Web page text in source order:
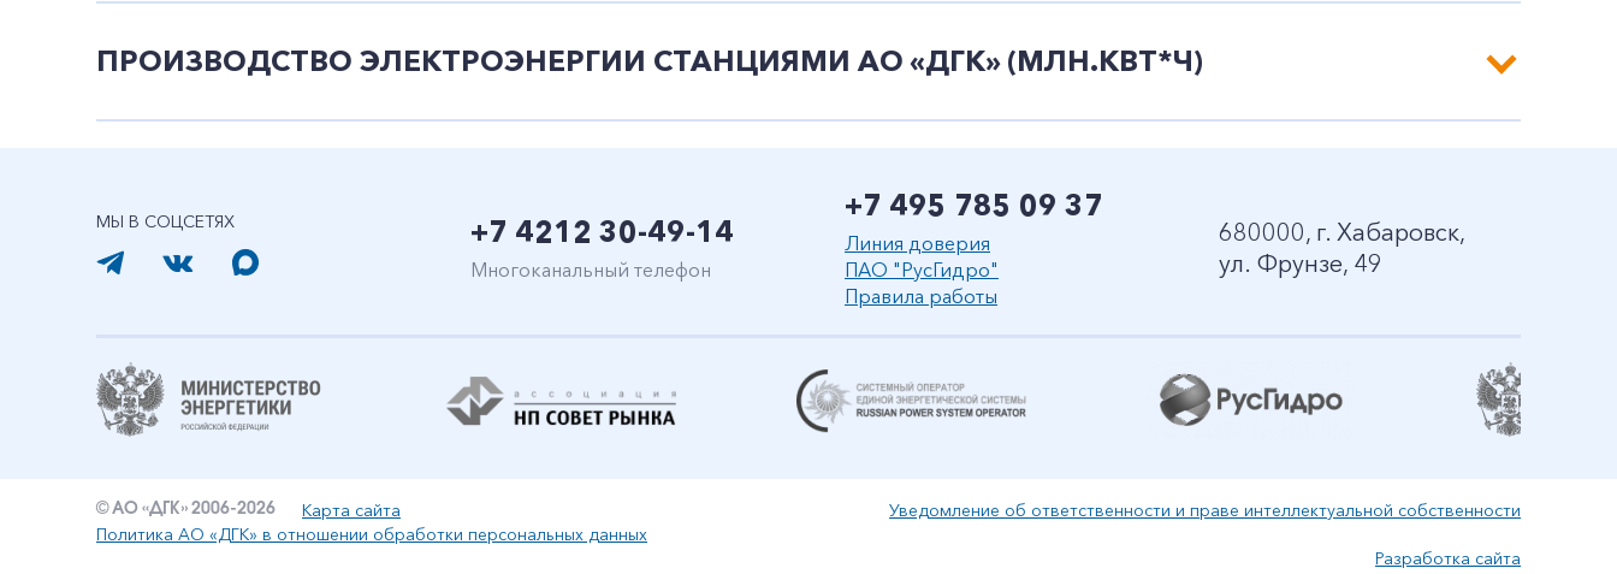
ПРОИЗВОДСТВО ЭЛЕКТРОЭНЕРГИИ СТАНЦИЯМИ АО «ДГК» (МЛН.КВТ*Ч)
МЫ В СОЦСЕТЯХ +7 4212 30-49-14
Многоканальный телефон
+7 495 785 09 37
Линия доверия
ПАО "РусГидро"
Правила работы
680000, г. Хабаровск,
ул. Фрунзе, 49
© АО «ДГК» 2006-2026 Карта сайта
Уведомление об ответственности и праве интеллектуальной собственности
Политика АО «ДГК» в отношении обработки персональных данных
Разработка сайта